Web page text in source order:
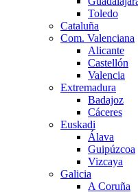
Toledo
Cataluña
Com. Valenciana
Alicante
Castellón
Valencia
Extremadura
Badajoz
Cáceres
Euskadi
Álava
Guipúzcoa
Vizcaya
Galicia
A Coruña